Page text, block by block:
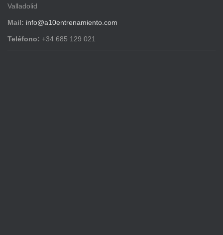
Valladolid
Mail: info@a10entrenamiento.com
Teléfono: +34 685 129 021